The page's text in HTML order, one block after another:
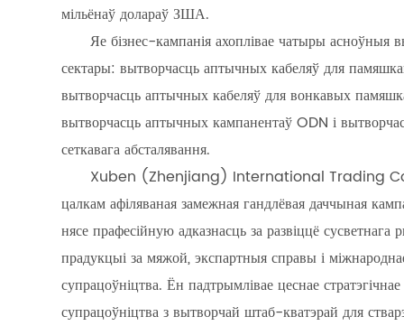
мільёнаў долараў ЗША.
Яе бізнес-кампанія ахоплівае чатыры асноўныя
сектары: вытворчасць аптычных кабеляў для
вытворчасць аптычных кабеляў для вонкавых
вытворчасць аптычных кампанентаў ODN і
сеткавага абсталявання.
Xuben (Zhenjiang) International Trading
цалкам афіляваная замежная гандлёвая даччыная
нясе прафесійную адказнасць за развіццё
прадукцыі за мяжой, экспартныя справы і
супрацоўніцтва. Ён падтрымлівае цеснае стратэгічнае
супрацоўніцтва з вытворчай штаб-кватэрай для
мільёнаў долараў ЗША.
Яе бізнес-кампанія ахоплівае чатыры асноўныя
сектары: вытворчасць аптычных кабеляў для
вытворчасць аптычных кабеляў для вонкавых
вытворчасць аптычных кампанентаў ODN і
сеткавага абсталявання.
Xuben (Zhenjiang) International Trading
цалкам афіляваная замежная гандлёвая даччыная
нясе прафесійную адказнасць за развіццё
прадукцыі за мяжой, экспартныя справы і
супрацоўніцтва. Ён падтрымлівае цеснае стратэгічнае
супрацоўніцтва з вытворчай штаб-кватэрай для
мільёнаў долараў ЗША.
Яе бізнес-кампанія ахоплівае чатыры асноўныя
сектары: вытворчасць аптычных кабеляў для
вытворчасць аптычных кабеляў для вонкавых
вытворчасць аптычных кампанентаў ODN і
сеткавага абсталявання.
Xuben (Zhenjiang) International Trading
цалкам афіляваная замежная гандлёвая даччыная
нясе прафесійную адказнасць за развіццё
прадукцыі за мяжой, экспартныя справы і
супрацоўніцтва. Ён падтрымлівае цеснае стратэгічнае
супрацоўніцтва з вытворчай штаб-кватэрай для